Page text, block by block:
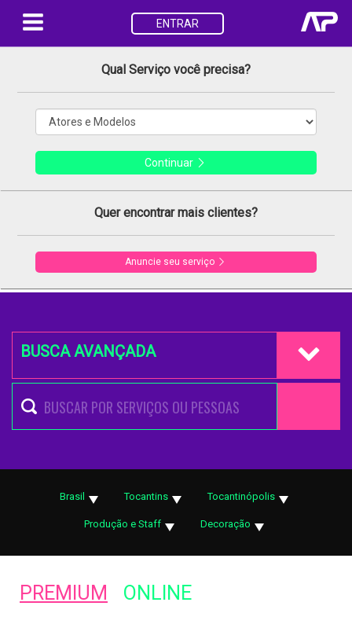
ENTRAR
Qual Serviço você precisa?
Continuar
Quer encontrar mais clientes?
Anuncie seu serviço
BUSCA AVANÇADA
Brasil Tocantins Tocantinópolis
Produção e Staff Decoração
PREMIUM ONLINE